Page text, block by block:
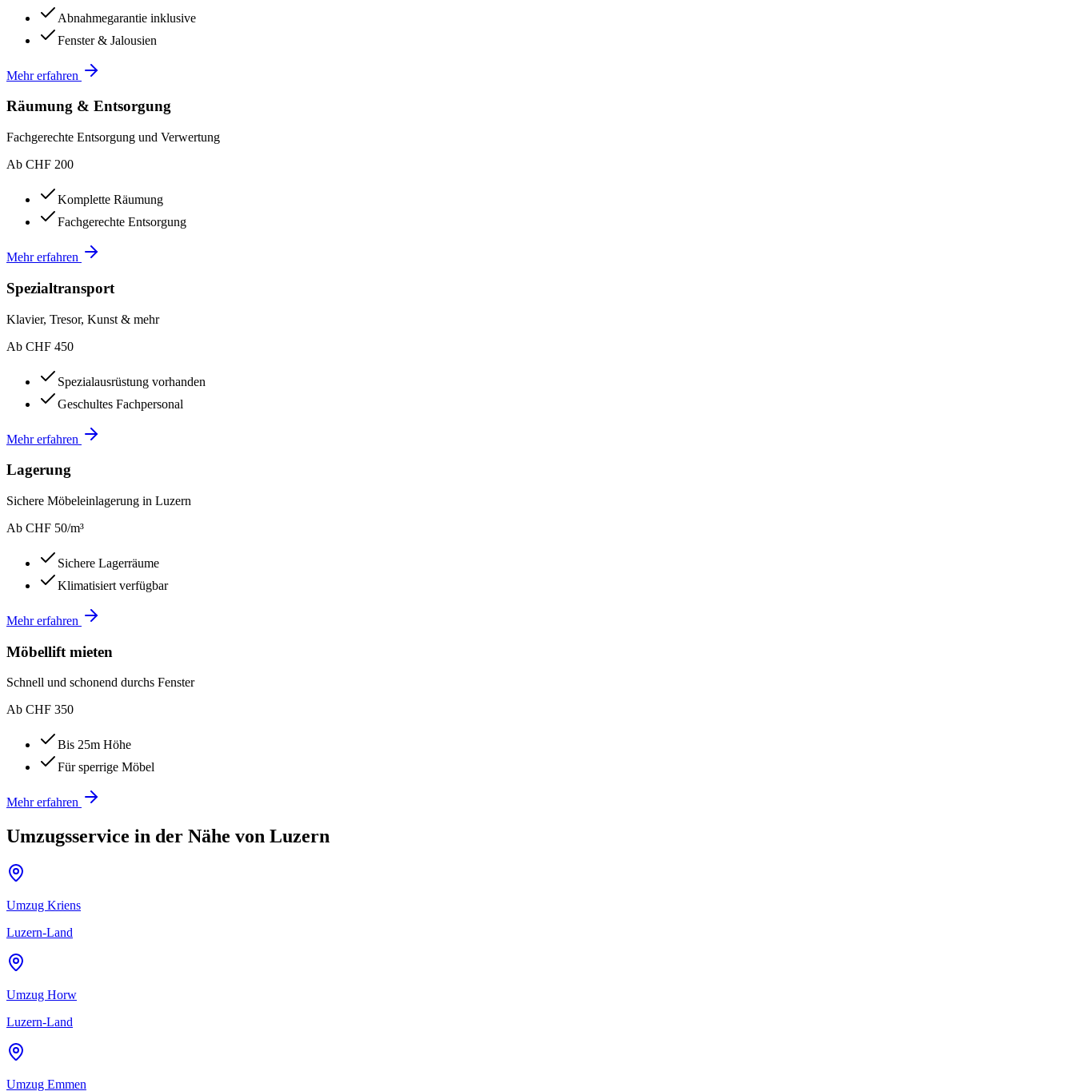
Abnahmegarantie inklusive
Fenster & Jalousien
Mehr erfahren
Räumung & Entsorgung
Fachgerechte Entsorgung und Verwertung
Ab CHF 200
Komplette Räumung
Fachgerechte Entsorgung
Mehr erfahren
Spezialtransport
Klavier, Tresor, Kunst & mehr
Ab CHF 450
Spezialausrüstung vorhanden
Geschultes Fachpersonal
Mehr erfahren
Lagerung
Sichere Möbeleinlagerung in Luzern
Ab CHF 50/m³
Sichere Lagerräume
Klimatisiert verfügbar
Mehr erfahren
Möbellift mieten
Schnell und schonend durchs Fenster
Ab CHF 350
Bis 25m Höhe
Für sperrige Möbel
Mehr erfahren
Umzugsservice in der Nähe von Luzern
Umzug Kriens
Luzern-Land
Umzug Horw
Luzern-Land
Umzug Emmen